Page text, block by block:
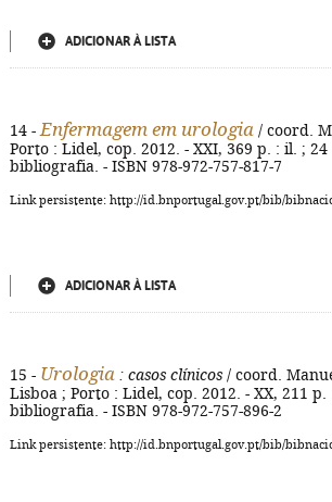
ADICIONAR À LISTA
14 - Enfermagem em urologia / coord.
Porto : Lidel, cop. 2012. - XXI, 369 p. : il. ;
bibliografia. - ISBN 978-972-757-817-7
Link persistente: http://id.bnportugal.gov.pt/bib/
ADICIONAR À LISTA
15 - Urologia : casos clínicos / coord.
Lisboa ; Porto : Lidel, cop. 2012. - XX, 211
bibliografia. - ISBN 978-972-757-896-2
Link persistente: http://id.bnportugal.gov.pt/bib/